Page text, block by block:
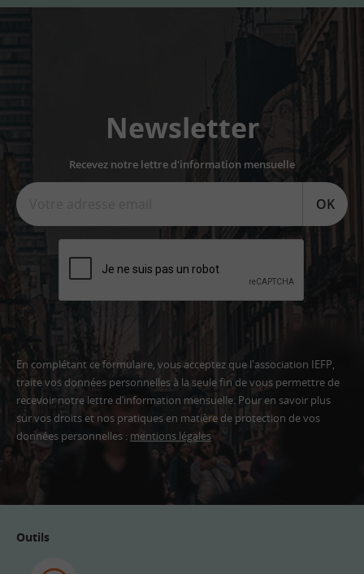
Newsletter
Recevez notre lettre d'information mensuelle
OK
En complétant ce formulaire, vous acceptez que l'association IEFP,
traite vos données personnelles à la seule fin de vous permettre de
recevoir notre lettre d’information mensuelle. Pour en savoir plus
sur vos droits et nos pratiques en matière de protection de vos
données personnelles : mentions légales
Outils